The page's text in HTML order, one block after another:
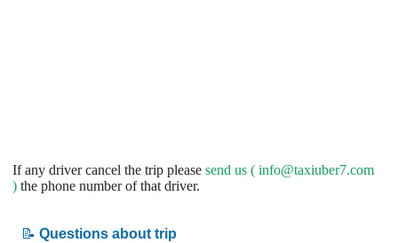
If any driver cancel the trip please send us ( info@taxiuber7.com
) the phone number of that driver.
📝 Questions about trip